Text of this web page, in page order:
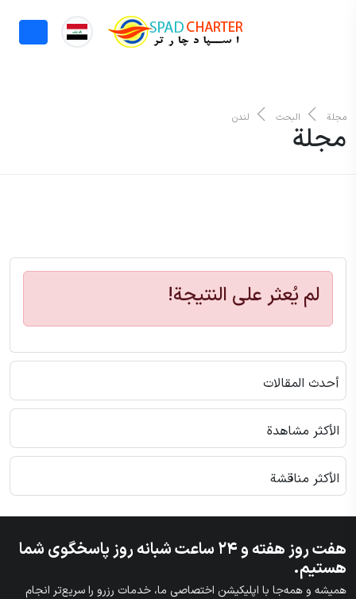
مجلة البحث لندن
مجلة
لم يُعثر على النتيجة!
أحدث المقالات
الأكثر مشاهدة
الأكثر مناقشة
هفت روز هفته و ۲۴ ساعت شبانه روز پاسخگوی شما
هستیم.
همیشه و همه‌جا با اپلیکیشن اختصاصی ما، خدمات رزرو را سریع‌تر انجام